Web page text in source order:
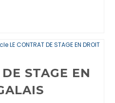
STAGE EN